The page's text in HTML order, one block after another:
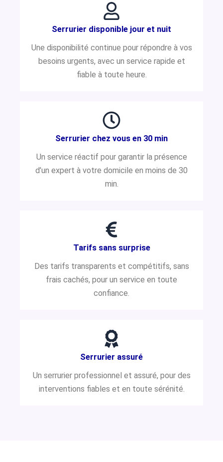
Serrurier disponible jour et nuit
Une disponibilité continue pour répondre à vos
besoins urgents, avec un service rapide et
fiable à toute heure.
Serrurier chez vous en 30 min
Un service réactif pour garantir la présence
d’un expert à votre domicile en moins de 30
min.
Tarifs sans surprise
Des tarifs transparents et compétitifs, sans
frais cachés, pour un service en toute
confiance.
Serrurier assuré
Un serrurier professionnel et assuré, pour des
interventions fiables et en toute sérénité.